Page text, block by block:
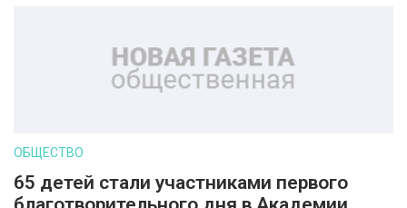
ОБЩЕСТВО
65 детей стали участниками первого